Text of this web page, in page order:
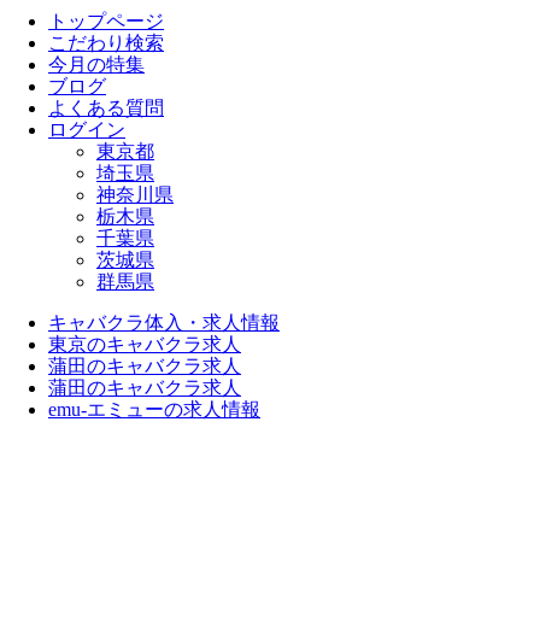
トップページ
こだわり検索
今月の特集
ブログ
よくある質問
ログイン
東京都
埼玉県
神奈川県
栃木県
千葉県
茨城県
群馬県
キャバクラ体入・求人情報
東京のキャバクラ求人
蒲田のキャバクラ求人
蒲田のキャバクラ求人
emu-エミューの求人情報